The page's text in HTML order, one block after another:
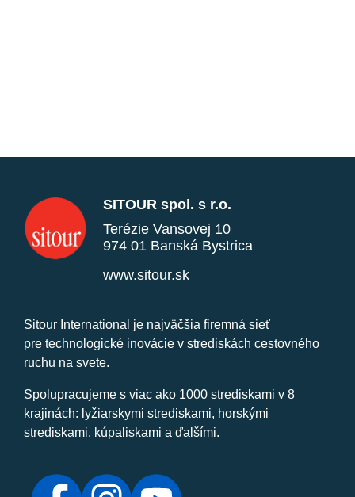
SITOUR spol. s r.o.
Terézie Vansovej 10
974 01 Banská Bystrica
www.sitour.sk
Sitour International je najväčšia firemná sieť
pre technologické inovácie v strediskách cestovného
ruchu na svete.
Spolupracujeme s viac ako 1000 strediskami v 8
krajinách: lyžiarskymi strediskami, horskými
strediskami, kúpaliskami a ďalšími.